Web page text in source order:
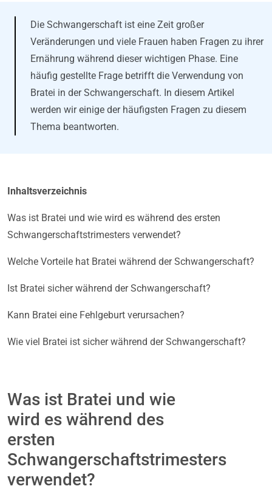
Die Schwangerschaft ist eine Zeit großer
Veränderungen und viele Frauen haben Fragen zu ihrer
Ernährung während dieser wichtigen Phase. Eine
häufig gestellte Frage betrifft die Verwendung von
Bratei in der Schwangerschaft. In diesem Artikel
werden wir einige der häufigsten Fragen zu diesem
Thema beantworten.
Inhaltsverzeichnis
Was ist Bratei und wie wird es während des ersten
Schwangerschaftstrimesters verwendet?
Welche Vorteile hat Bratei während der Schwangerschaft?
Ist Bratei sicher während der Schwangerschaft?
Kann Bratei eine Fehlgeburt verursachen?
Wie viel Bratei ist sicher während der Schwangerschaft?
Was ist Bratei und wie
wird es während des
ersten
Schwangerschaftstrimesters
verwendet?